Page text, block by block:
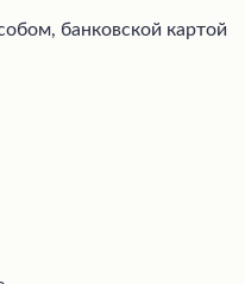
банковской картой